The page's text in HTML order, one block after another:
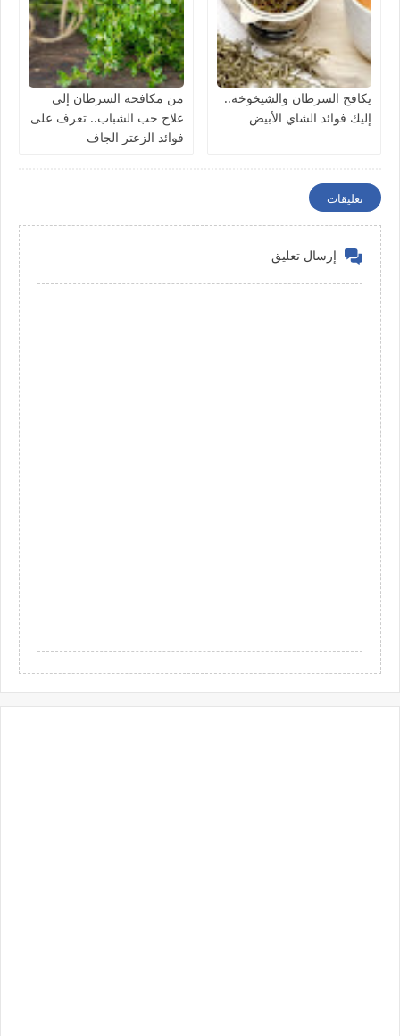
يكافح السرطان والشيخوخة..
إليك فوائد الشاي الأبيض
من مكافحة السرطان إلى
علاج حب الشباب.. تعرف على
فوائد الزعتر الجاف
تعليقات
إرسال تعليق